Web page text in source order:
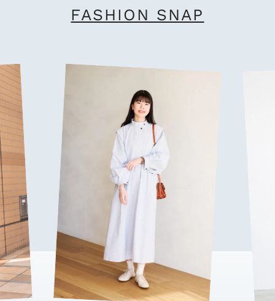
FASHION SNAP